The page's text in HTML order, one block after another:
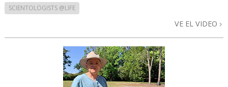
SCIENTOLOGISTS @LIFE
VE EL VIDEO